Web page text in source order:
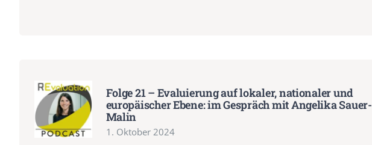
Folge 21 – Evaluierung auf lokaler, nationaler und
europäischer Ebene: im Gespräch mit Angelika Sauer-
Malin
1. Oktober 2024